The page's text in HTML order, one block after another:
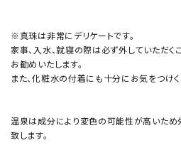
※真珠は非常にデリケートです。
家事、入水、就寝の際は必ず外していただく
お勧めいたします。
また、化粧水の付着にも十分にお気をつけく
温泉は成分により変色の可能性が高いため
致します。